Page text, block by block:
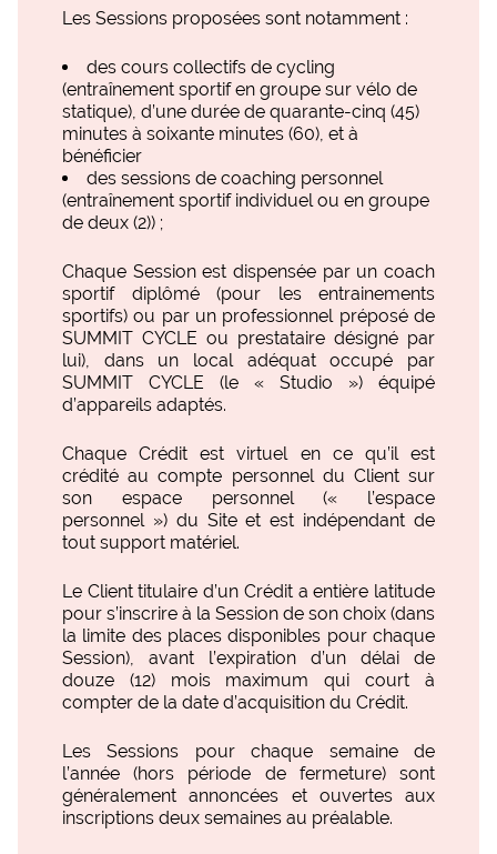
Les Sessions proposées sont notamment :
des cours collectifs de cycling
(entraînement sportif en groupe sur vélo de
statique), d’une durée de quarante-cinq (45)
minutes à soixante minutes (60), et à
bénéficier
des sessions de coaching personnel
(entraînement sportif individuel ou en groupe
de deux (2)) ;
Chaque Session est dispensée par un coach
sportif diplômé (pour les entrainements
sportifs) ou par un professionnel préposé de
SUMMIT CYCLE ou prestataire désigné par
lui), dans un local adéquat occupé par
SUMMIT CYCLE (le « Studio ») équipé
d’appareils adaptés.
Chaque Crédit est virtuel en ce qu’il est
crédité au compte personnel du Client sur
son espace personnel (« l’espace
personnel ») du Site et est indépendant de
tout support matériel.
Le Client titulaire d’un Crédit a entière latitude
pour s’inscrire à la Session de son choix (dans
la limite des places disponibles pour chaque
Session), avant l’expiration d’un délai de
douze (12) mois maximum qui court à
compter de la date d’acquisition du Crédit.
Les Sessions pour chaque semaine de
l’année (hors période de fermeture) sont
généralement annoncées et ouvertes aux
inscriptions deux semaines au préalable.